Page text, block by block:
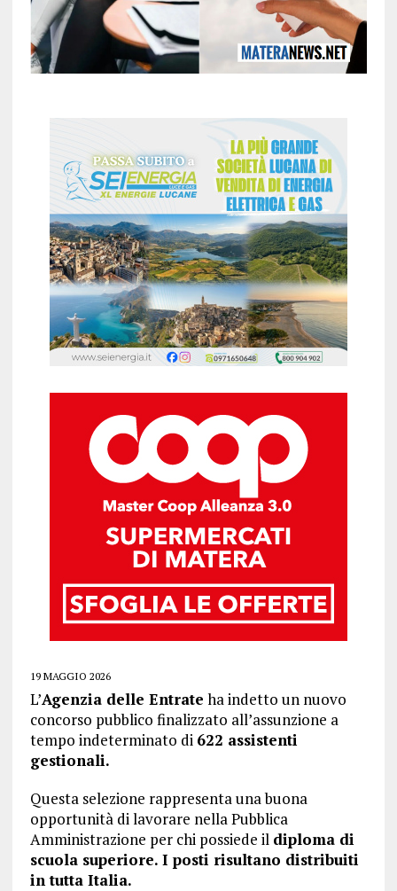
19 MAGGIO 2026
L’Agenzia delle Entrate ha indetto un nuovo
concorso pubblico finalizzato all’assunzione a
tempo indeterminato di 622 assistenti
gestionali.
Questa selezione rappresenta una buona
opportunità di lavorare nella Pubblica
Amministrazione per chi possiede il diploma di
scuola superiore. I posti risultano distribuiti
in tutta Italia.